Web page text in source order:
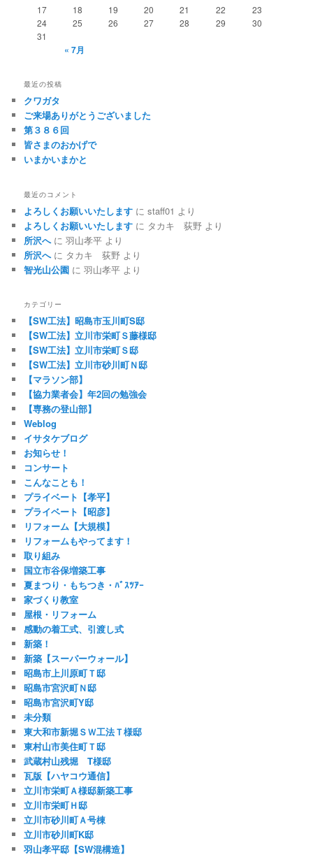
17
18 19 20 21 22
23
24
25 26 27 28 29
30
31
« 7月
最近の投稿
クワガタ
ご来場ありがとうございました
第３８６回
皆さまのおかげで
いまかいまかと
最近のコメント
よろしくお願いいたします にstaff01 より
よろしくお願いいたします に タカキ 荻野 より
所沢へに羽山孝平 より
所沢へに タカキ 荻野 より
智光山公園 に羽山孝平 より
カテゴリー
【SW工法】昭島市玉川町S邸
【SW工法】立川市栄町Ｓ藤様邸
【SW工法】立川市栄町Ｓ邸
【SW工法】立川市砂川町Ｎ邸
【マラソン部】
【協力業者会】年2回の勉強会
【専務の登山部】
Weblog
イサタケブログ
お知らせ！
コンサート
こんなことも！
プライベート【孝平】
プライベート【昭彦】
リフォーム【大規模】
リフォームもやってます！
取り組み
国立市谷保増築工事
夏まつり・もちつき・ﾊﾞｽﾂｱｰ
家づくり教室
屋根・リフォーム
感動の着工式、引渡し式
新築！
新築【スーパーウォール】
昭島市上川原町Ｔ邸
昭島市宮沢町Ｎ邸
昭島市宮沢町Y邸
未分類
東大和市新堀ＳＷ工法Ｔ様邸
東村山市美住町Ｔ邸
武蔵村山残堀 T様邸
瓦版【ハヤコウ通信】
立川市栄町Ａ様邸新築工事
立川市栄町Ｈ邸
立川市砂川町Ａ号棟
立川市砂川町K邸
羽山孝平邸【SW混構造】